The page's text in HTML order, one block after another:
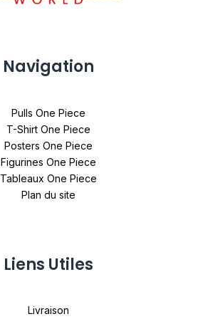
Navigation
Pulls One Piece
T-Shirt One Piece
Posters One Piece
Figurines One Piece
Tableaux One Piece
Plan du site
Liens Utiles
Livraison